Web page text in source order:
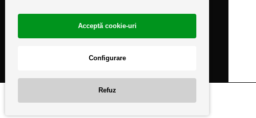
Acceptă cookie-uri
Configurare
Refuz